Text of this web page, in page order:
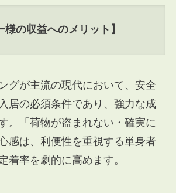
様の収益へのメリット】
グが主流の現代において、安全
居の必須条件であり、強力な成
。「荷物が盗まれない・確実に
感は、利便性を重視する単身者
着率を劇的に高めます。